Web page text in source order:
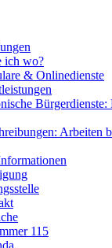
ich wo?
& Onlinedienste
Bürgerdienste:
Arbeiten
115